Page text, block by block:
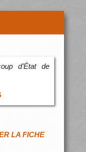
d’État de
LA FICHE